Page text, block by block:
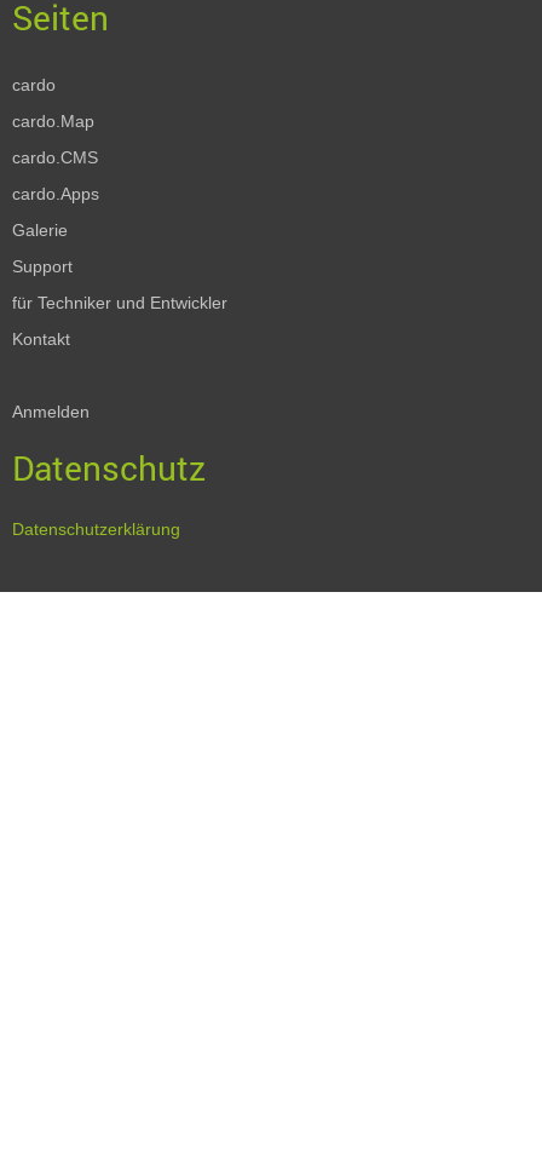
cardo
cardo.Map
cardo.CMS
cardo.Apps
Galerie
Support
für Techniker und Entwickler
Kontakt
Anmelden
Datenschutz
Datenschutzerklärung